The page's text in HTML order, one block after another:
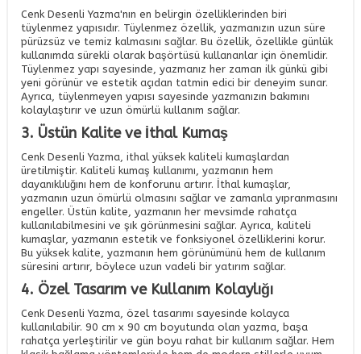
Cenk Desenli Yazma'nın en belirgin özelliklerinden biri
tüylenmez yapısıdır. Tüylenmez özellik, yazmanızın uzun süre
pürüzsüz ve temiz kalmasını sağlar. Bu özellik, özellikle günlük
kullanımda sürekli olarak başörtüsü kullananlar için önemlidir.
Tüylenmez yapı sayesinde, yazmanız her zaman ilk günkü gibi
yeni görünür ve estetik açıdan tatmin edici bir deneyim sunar.
Ayrıca, tüylenmeyen yapısı sayesinde yazmanızın bakımını
kolaylaştırır ve uzun ömürlü kullanım sağlar.
3. Üstün Kalite ve İthal Kumaş
Cenk Desenli Yazma, ithal yüksek kaliteli kumaşlardan
üretilmiştir. Kaliteli kumaş kullanımı, yazmanın hem
dayanıklılığını hem de konforunu artırır. İthal kumaşlar,
yazmanın uzun ömürlü olmasını sağlar ve zamanla yıpranmasını
engeller. Üstün kalite, yazmanın her mevsimde rahatça
kullanılabilmesini ve şık görünmesini sağlar. Ayrıca, kaliteli
kumaşlar, yazmanın estetik ve fonksiyonel özelliklerini korur.
Bu yüksek kalite, yazmanın hem görünümünü hem de kullanım
süresini artırır, böylece uzun vadeli bir yatırım sağlar.
4. Özel Tasarım ve Kullanım Kolaylığı
Cenk Desenli Yazma, özel tasarımı sayesinde kolayca
kullanılabilir. 90 cm x 90 cm boyutunda olan yazma, başa
rahatça yerleştirilir ve gün boyu rahat bir kullanım sağlar. Hem